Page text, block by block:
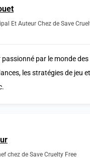
Et Auteur Chez de Save
par le monde
les stratégies de jeu
chez de Save Cruelty Free